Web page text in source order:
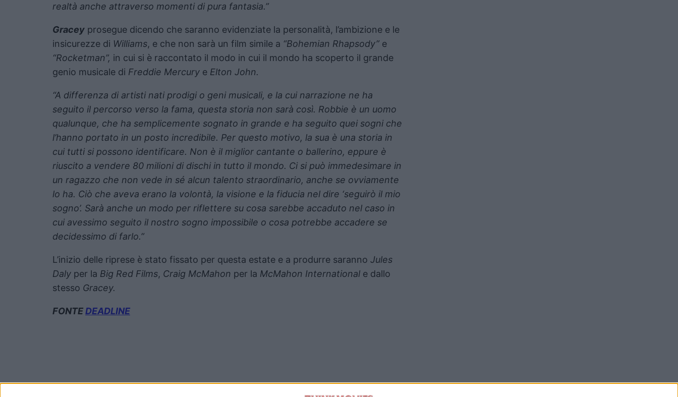
realtà anche attraverso momenti di pura fantasia.”
Gracey prosegue dicendo che saranno evidenziate la personalità, l’ambizione e le
insicurezze di Williams, e che non sarà un film simile a “Bohemian Rhapsody” e
“Rocketman”, in cui si è raccontato il modo in cui il mondo ha scoperto il grande
genio musicale di Freddie Mercury e Elton John.
“A differenza di artisti nati prodigi o geni musicali, e la cui narrazione ne ha
seguito il percorso verso la fama, questa storia non sarà così. Robbie è un uomo
qualunque, che ha semplicemente sognato in grande e ha seguito quei sogni che
l’hanno portato in un posto incredibile. Per questo motivo, la sua è una storia in
cui tutti si possono identificare. Non è il miglior cantante o ballerino, eppure è
riuscito a vendere 80 milioni di dischi in tutto il mondo. Ci si può immedesimare in
un ragazzo che non vede in sé alcun talento straordinario, anche se ovviamente
lo ha. Ciò che aveva erano la volontà, la visione e la fiducia nel dire ‘seguirò il mio
sogno’. Sarà anche un modo per riflettere su cosa sarebbe accaduto nel caso in
cui avessimo seguito il nostro sogno impossibile o cosa potrebbe accadere se
decidessimo di farlo.”
L’inizio delle riprese è stato fissato per questa estate e a produrre saranno Jules
Daly per la Big Red Films, Craig McMahon per la McMahon International e dallo
stesso Gracey.
FONTEDEADLINE